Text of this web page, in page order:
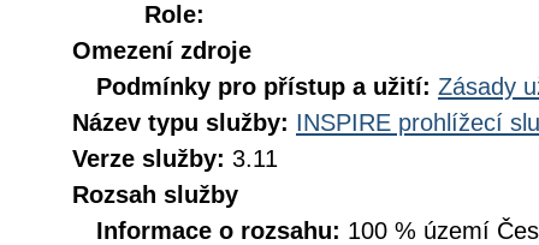
Role:
Omezení zdroje
Podmínky pro přístup a užití: Zásady
Název typu služby: INSPIRE prohlížecí
Verze služby: 3.11
Rozsah služby
Informace o rozsahu: 100 % území